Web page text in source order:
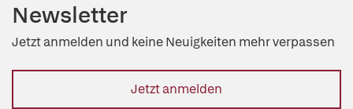
Newsletter
Jetzt anmelden und keine Neuigkeiten mehr verpassen
Jetzt anmelden